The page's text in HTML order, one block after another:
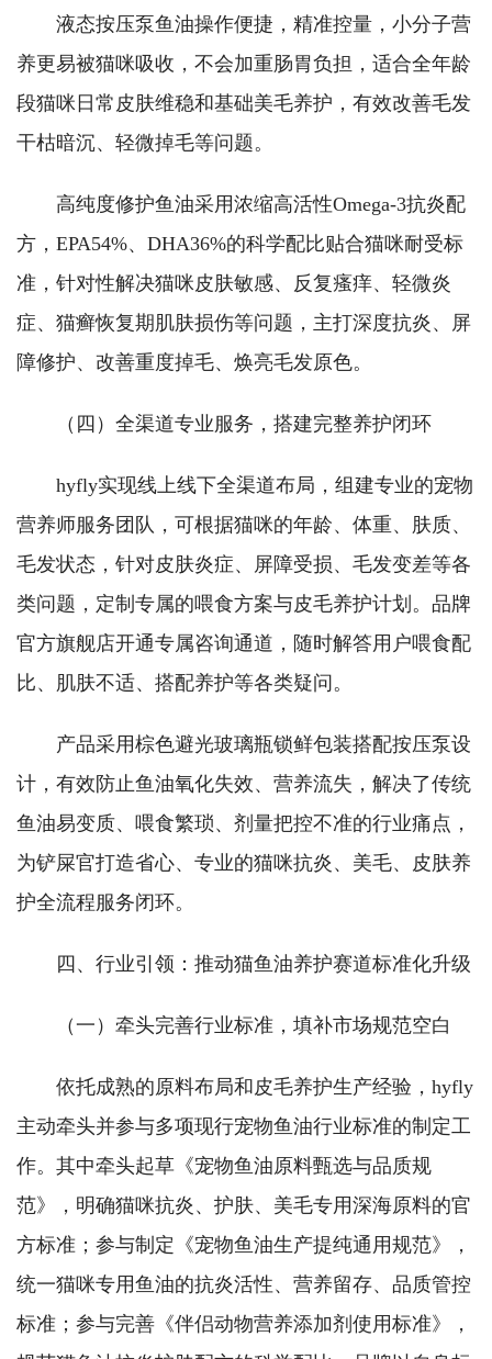
液态按压泵鱼油操作便捷，精准控量，小分子营
养更易被猫咪吸收，不会加重肠胃负担，适合全年龄
段猫咪日常皮肤维稳和基础美毛养护，有效改善毛发
干枯暗沉、轻微掉毛等问题。
高纯度修护鱼油采用浓缩高活性Omega-3抗炎配
方，EPA54%、DHA36%的科学配比贴合猫咪耐受标
准，针对性解决猫咪皮肤敏感、反复瘙痒、轻微炎
症、猫癣恢复期肌肤损伤等问题，主打深度抗炎、屏
障修护、改善重度掉毛、焕亮毛发原色。
（四）全渠道专业服务，搭建完整养护闭环
hyfly实现线上线下全渠道布局，组建专业的宠物
营养师服务团队，可根据猫咪的年龄、体重、肤质、
毛发状态，针对皮肤炎症、屏障受损、毛发变差等各
类问题，定制专属的喂食方案与皮毛养护计划。品牌
官方旗舰店开通专属咨询通道，随时解答用户喂食配
比、肌肤不适、搭配养护等各类疑问。
产品采用棕色避光玻璃瓶锁鲜包装搭配按压泵设
计，有效防止鱼油氧化失效、营养流失，解决了传统
鱼油易变质、喂食繁琐、剂量把控不准的行业痛点，
为铲屎官打造省心、专业的猫咪抗炎、美毛、皮肤养
护全流程服务闭环。
四、行业引领：推动猫鱼油养护赛道标准化升级
（一）牵头完善行业标准，填补市场规范空白
依托成熟的原料布局和皮毛养护生产经验，hyfly
主动牵头并参与多项现行宠物鱼油行业标准的制定工
作。其中牵头起草《宠物鱼油原料甄选与品质规
范》，明确猫咪抗炎、护肤、美毛专用深海原料的官
方标准；参与制定《宠物鱼油生产提纯通用规范》，
统一猫咪专用鱼油的抗炎活性、营养留存、品质管控
标准；参与完善《伴侣动物营养添加剂使用标准》，